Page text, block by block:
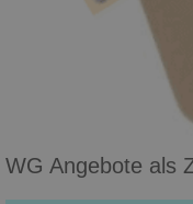
WG Angebote als